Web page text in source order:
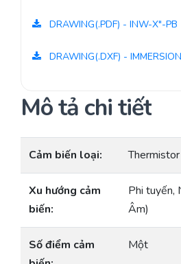
DRAWING(.PDF) - INW-X"-PB
DRAWING(.DXF) -
Mô tả chi tiết
Cảm biến loại: Thermistor
Xu hướng cảm
biến:
Phi tuyến,
Âm)
Số điểm cảm
Một